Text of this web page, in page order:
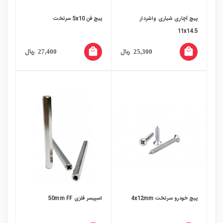
پیچ آچاری شیاری واشردار
11x14.5
25,300 ریال local_mall
پیچ فن 5x10 سرتخت
27,400 ریال local_mall
پیچ خودرو سرتخت 4x12mm اسپیسر فلزی 50mm FF